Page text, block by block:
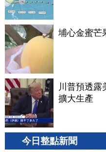
埔心金蜜芒
川普預透露
擴大生產
今日整點新聞